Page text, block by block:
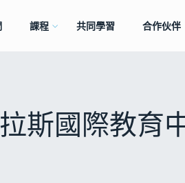
課程 共同學習 合作伙伴
斯國際教育